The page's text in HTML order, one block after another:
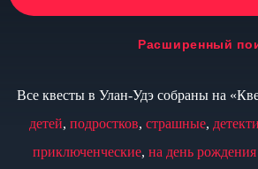
Расширенный
Все квесты в Улан-Удэ собраны на
детей, подростков, страшные,
приключенческие, на день рождения